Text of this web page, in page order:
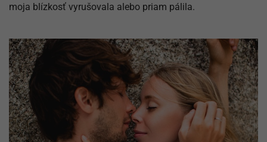
moja blízkosť vyrušovala alebo priam pálila.